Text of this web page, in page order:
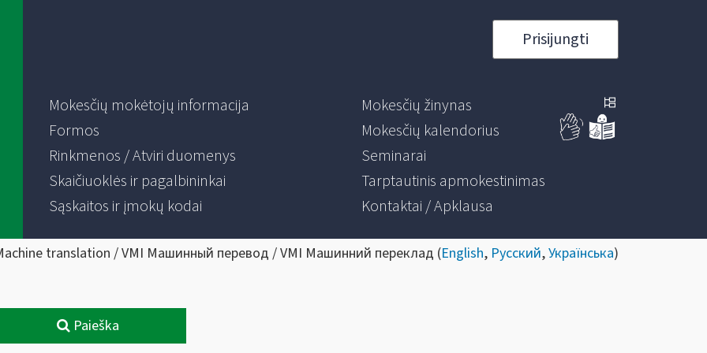
Prisijungti
Mokesčių mokėtojų informacija
Formos
Rinkmenos / Atviri duomenys
Skaičiuoklės ir pagalbininkai
Sąskaitos ir įmokų kodai
Mokesčių žinynas
Mokesčių kalendorius
Seminarai
Tarptautinis apmokestinimas
Kontaktai / Apklausa
translation / VMI Машинный перевод / VMI Машинний переклад (English, Русский,Українська)
Paieška